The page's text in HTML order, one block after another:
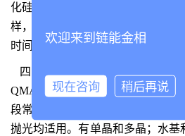
化硅颗粒分布均匀致密、锋利，去
样，表面划痕小，利于后续抛光工
时间。
四、用金刚石抛光液提升你的工
QMAXIS（可脉） 金刚石抛光液
段常用的高品质金刚石抛光剂，无
抛光均适用。有单晶和多晶；水基
欢迎来到链能金相
现在咨询 稍后再说